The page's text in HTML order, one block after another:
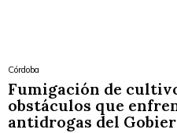
Córdoba
Fumigación de
obstáculos que
antidrogas del